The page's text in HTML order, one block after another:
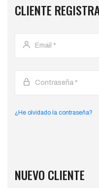
CLIENTE
¿He olvidado la contraseña?
NUEVO CLIENTE